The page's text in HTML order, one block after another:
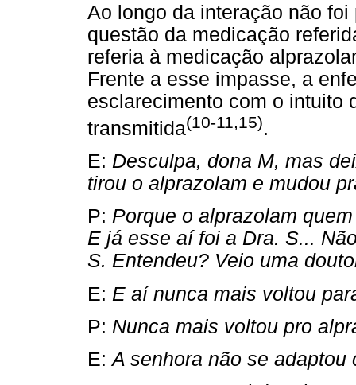
Ao longo da interação não
questão da medicação
referia à medicação
Frente a esse impasse, a
esclarecimento com o intuito
transmitida(10-11,15).
E: Desculpa, dona M, mas
tirou o alprazolam e mudou
P: Porque o alprazolam
E já esse aí foi a Dra. S...
S. Entendeu? Veio uma
E: E aí nunca mais voltou
P: Nunca mais voltou pro
E:A senhora não se